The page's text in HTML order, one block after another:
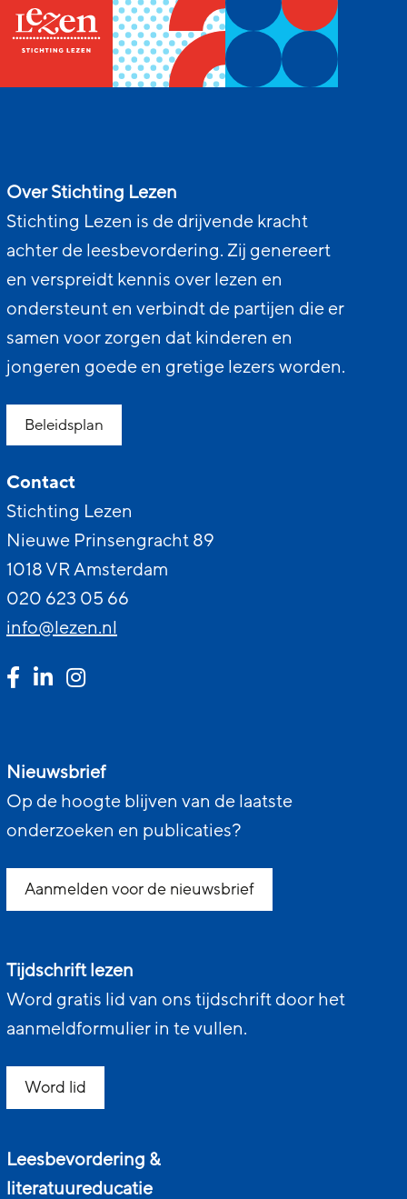
Over Stichting Lezen
Stichting Lezen is de drijvende kracht
achter de leesbevordering. Zij genereert
en verspreidt kennis over lezen en
ondersteunt en verbindt de partijen die er
samen voor zorgen dat kinderen en
jongeren goede en gretige lezers worden.
Beleidsplan
Contact
Stichting Lezen
Nieuwe Prinsengracht 89
1018 VR Amsterdam
020 623 05 66
info@lezen.nl
Nieuwsbrief
Op de hoogte blijven van de laatste
onderzoeken en publicaties?
Aanmelden voor de nieuwsbrief
Tijdschrift lezen
Word gratis lid van ons tijdschrift door het
aanmeldformulier in te vullen.
Word lid
Leesbevordering &
literatuureducatie